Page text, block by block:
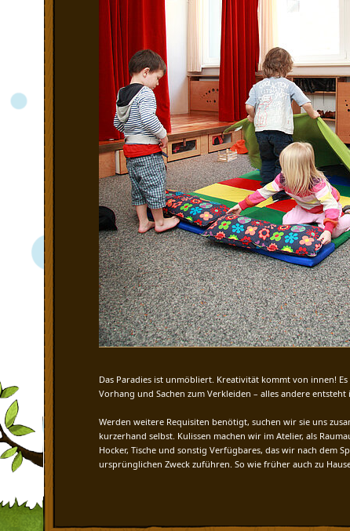
Das Paradies ist unmöbliert. Kreativität kommt von innen!
Vorhang und Sachen zum Verkleiden – alles andere entsteht
Werden weitere Requisiten benötigt, suchen wir sie uns
kurzerhand selbst. Kulissen machen wir im Atelier, als
Hocker, Tische und sonstig Verfügbares, das wir nach dem
ursprünglichen Zweck zuführen. So wie früher auch zu